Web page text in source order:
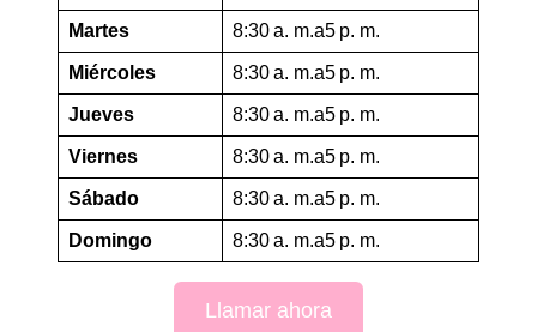
Martes 8:30 a. m.a5 p. m.
Miércoles 8:30 a. m.a5 p. m.
Jueves 8:30 a. m.a5 p. m.
Viernes 8:30 a. m.a5 p. m.
Sábado 8:30 a. m.a5 p. m.
Domingo 8:30 a. m.a5 p. m.
Llamar ahora